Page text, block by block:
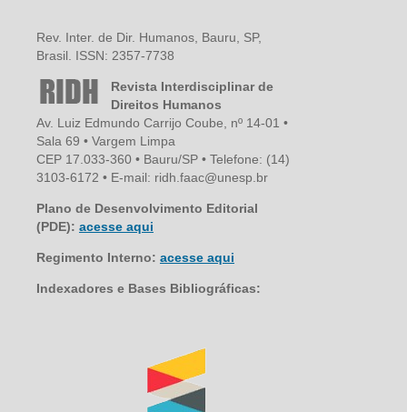
Rev. Inter. de Dir. Humanos, Bauru, SP,
Brasil. ISSN: 2357-7738
Revista Interdisciplinar de
Direitos Humanos
Av. Luiz Edmundo Carrijo Coube, nº 14-01 •
Sala 69 • Vargem Limpa
CEP 17.033-360 • Bauru/SP • Telefone: (14)
3103-6172 • E-mail: ridh.faac@unesp.br
Plano de Desenvolvimento Editorial
(PDE): acesse aqui
Regimento Interno: acesse aqui
Indexadores e Bases Bibliográficas: